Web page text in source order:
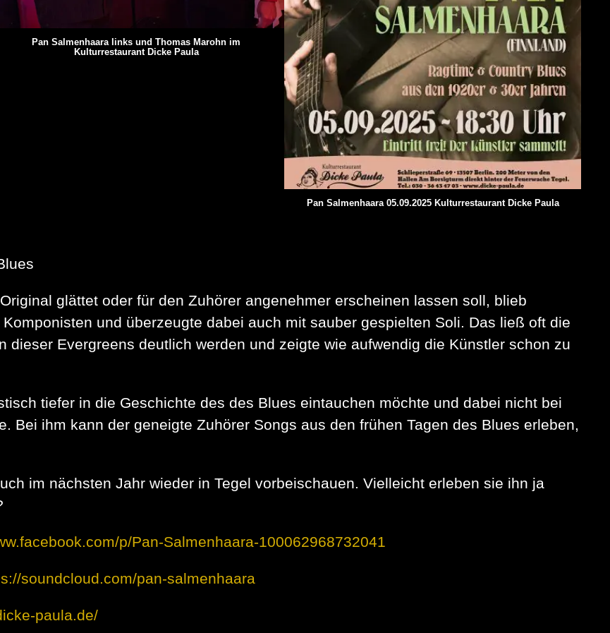
Pan Salmenhaara links und Thomas Marohn im
Kulturrestaurant Dicke Paula
Pan Salmenhaara 05.09.2025 Kulturrestaurant Dicke Paula
glättet oder für den Zuhörer angenehmer erscheinen lassen soll, blieb
und überzeugte dabei auch mit sauber gespielten Soli. Das ließ oft die
dieser Evergreens deutlich werden und zeigte wie aufwendig die Künstler schon zu
tiefer in die Geschichte des des Blues eintauchen möchte und dabei nicht bei
Bei ihm kann der geneigte Zuhörer Songs aus den frühen Tagen des Blues erleben,
im nächsten Jahr wieder in Tegel vorbeischauen. Vielleicht erleben sie ihn ja
p/Pan-Salmenhaara-100062968732041
soundcloud.com/pan-salmenhaara
paula.de/